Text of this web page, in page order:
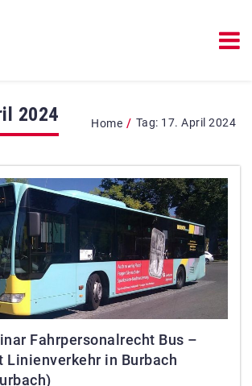
2024 Home / Tag: 17. April 2024
Fahrpersonalrecht Bus –
Linienverkehr in Burbach